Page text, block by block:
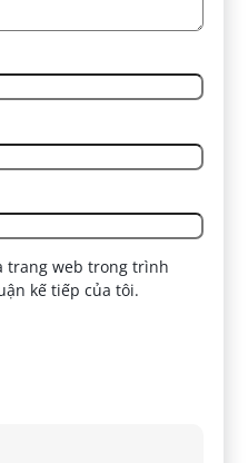
trang web trong trình
kế tiếp của tôi.